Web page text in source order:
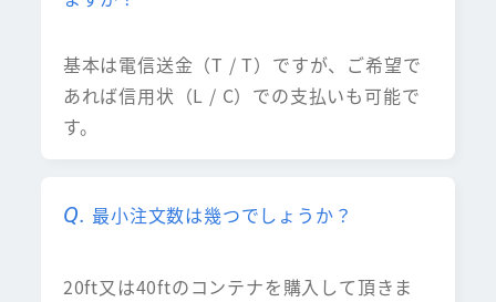
基本は電信送金（T / T）ですが、ご希望で
あれば信用状（L / C）での支払いも可能で
す。
最小注文数は幾つでしょうか？
20ft又は40ftのコンテナを購入して頂きま